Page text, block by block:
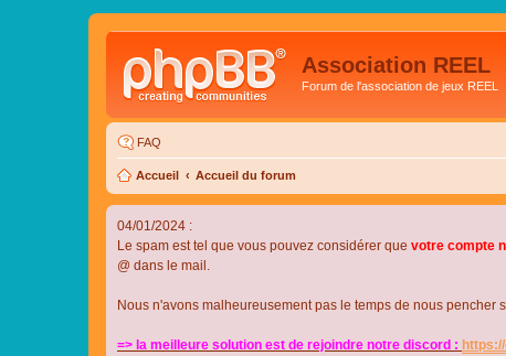
Association REEL
Forum de l'association de jeux REEL
FAQ
Accueil Accueil du forum
04/01/2024 :
Le spam est tel que vous pouvez considérer que votre compte
@ dans le mail.
Nous n'avons malheureusement pas le temps de nous pencher
=> la meilleure solution est de rejoindre notre discord :